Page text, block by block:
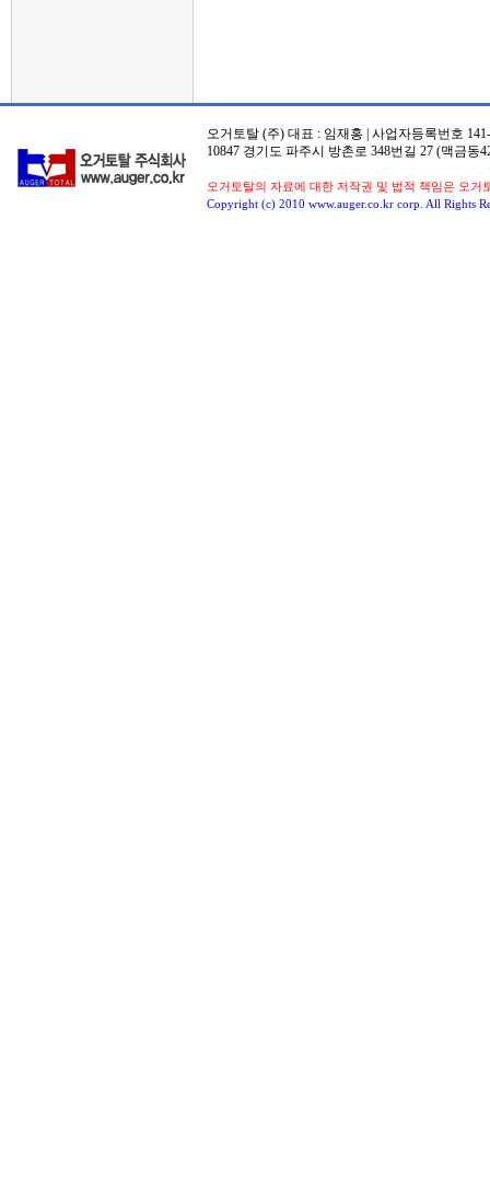
오거토탈 (주) 대표 : 임재홍 | 사업자등록번호
10847 경기도 파주시 방촌로 348번길 27 (맥금동
오거토탈의 자료에 대한 저작권 및 법적 책임은 오
Copyright (c) 2010 www.auger.co.kr corp. All Rights